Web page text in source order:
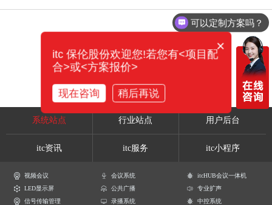
系统站点 行业站点 用户后台
itc资讯 itc服务 itc小程序
视频会议 会议系统
itcHUB会议一体机
LED显示屏
公共广播
专业扩声
信号传输管理
录播系统
中控系统
可以定制方案吗？
×
itc 保伦股份欢迎您!若您有<项目配
合>或<方案报价>
现在咨询 稍后再说